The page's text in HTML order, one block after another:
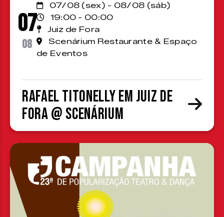
07
08
07/08 (sex) - 08/08 (sáb)
19:00 - 00:00
Juiz de Fora
Scenárium Restaurante & Espaço
de Eventos
Rafael Titonelly em Juiz de
Fora @ Scenárium